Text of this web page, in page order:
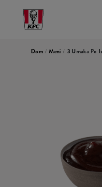
Dom / Meni / 3 Umaka Po